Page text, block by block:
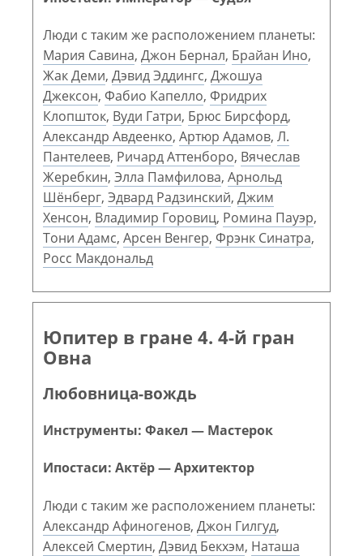
Люди с таким же расположением планеты:
Мария Савина, Джон Бернал, Брайан Ино,
Жак Деми, Дэвид Эддингс, Джошуа
Джексон, Фабио Капелло, Фридрих
Клопшток, Вуди Гатри, Брюс Бирсфорд,
Александр Авдеенко, Артюр Адамов, Л.
Пантелеев, Ричард Аттенборо, Вячеслав
Жеребкин, Элла Памфилова, Арнольд
Шёнберг, Эдвард Радзинский, Джим
Хенсон, Владимир Горовиц, Ромина Пауэр,
Тони Адамс, Арсен Венгер, Фрэнк Синатра,
Росс Макдональд
Юпитер в гране 4. 4-й гран
Овна
Любовница-вождь
Инструменты: Факел — Мастерок
Ипостаси: Актёр — Архитектор
Люди с таким же расположением планеты:
Александр Афиногенов, Джон Гилгуд,
Алексей Смертин, Дэвид Бекхэм, Наташа